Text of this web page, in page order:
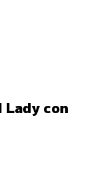
Lady con